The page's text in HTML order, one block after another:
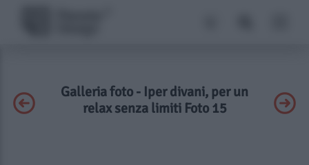
Galleria foto - Iper divani, per un
relax senza limiti Foto 15